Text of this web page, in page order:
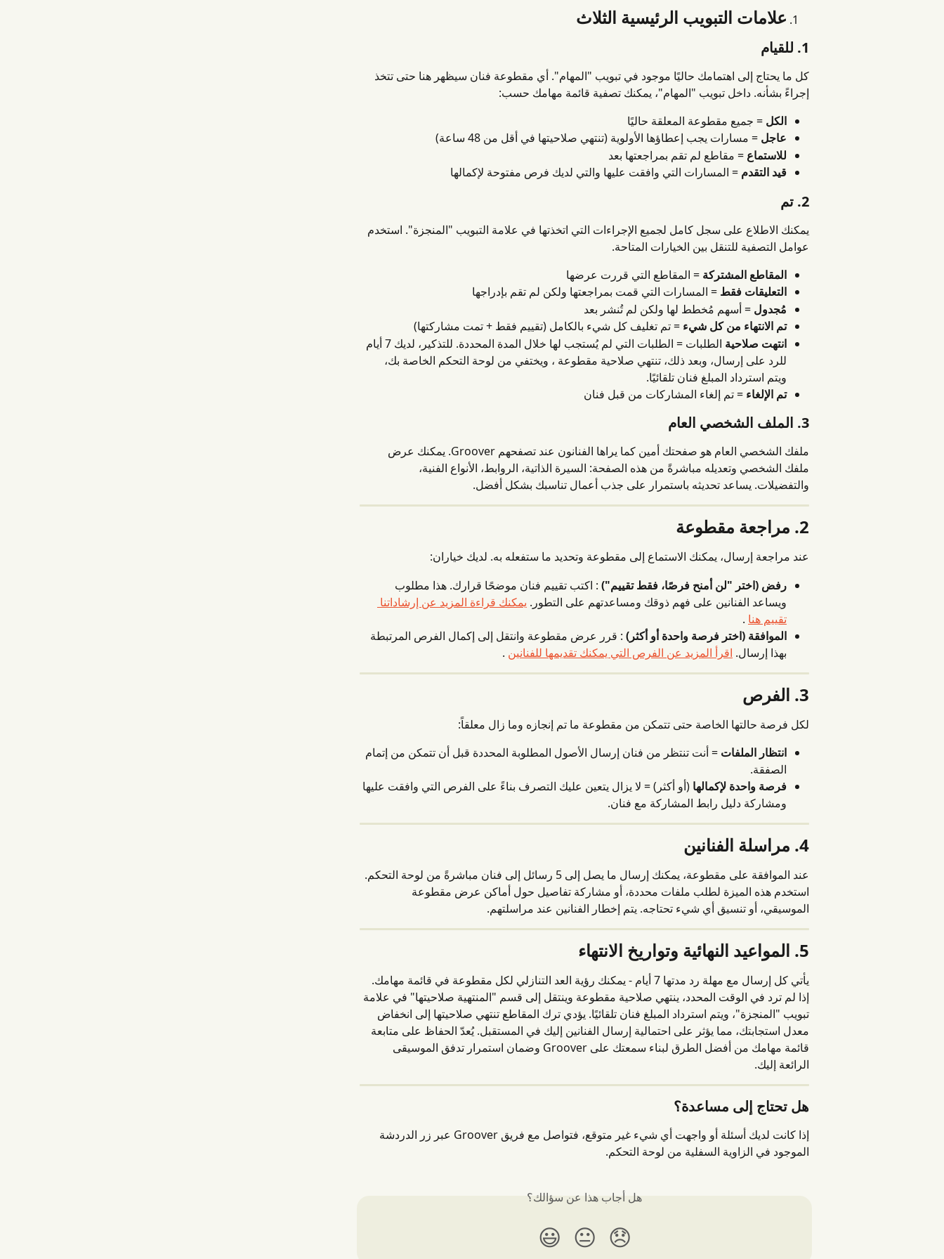
علامات التبويب الرئيسية الثلاث
1. للقيام
كل ما يحتاج إلى اهتمامك حاليًا موجود في تبويب "المهام". أي مقطوعة فنان سيظهر هنا حتى تتخذ
إجراءً بشأنه. داخل تبويب "المهام"، يمكنك تصفية قائمة مهامك حسب:
الكل = جميع مقطوعة المعلقة حاليًا
عاجل = مسارات يجب إعطاؤها الأولوية (تنتهي صلاحيتها في أقل من 48 ساعة)
للاستماع = مقاطع لم تقم بمراجعتها بعد
قيد التقدم = المسارات التي وافقت عليها والتي لديك فرص مفتوحة لإكمالها
2. تم
يمكنك الاطلاع على سجل كامل لجميع الإجراءات التي اتخذتها في علامة التبويب "المنجزة". استخدم
عوامل التصفية للتنقل بين الخيارات المتاحة.
المقاطع المشتركة = المقاطع التي قررت عرضها
التعليقات فقط = المسارات التي قمت بمراجعتها ولكن لم تقم بإدراجها
مُجدول = أسهم مُخطط لها ولكن لم تُنشر بعد
تم الانتهاء من كل شيء = تم تغليف كل شيء بالكامل (تقييم فقط + تمت مشاركتها)
انتهت صلاحية
الطلبات = الطلبات التي لم يُستجب لها خلال المدة المحددة. للتذكير، لديك 7 أيام
للرد على إرسال، وبعد ذلك، تنتهي صلاحية مقطوعة ، ويختفي من لوحة التحكم الخاصة بك،
ويتم استرداد المبلغ فنان تلقائيًا.
تم الإلغاء = تم إلغاء المشاركات من قبل فنان
3. الملف الشخصي العام
ملفك الشخصي العام هو صفحتك أمين كما يراها الفنانون عند تصفحهم Groover. يمكنك عرض
ملفك الشخصي وتعديله مباشرةً من هذه الصفحة: السيرة الذاتية، الروابط، الأنواع الفنية،
والتفضيلات. يساعد تحديثه باستمرار على جذب أعمال تناسبك بشكل أفضل.
2. مراجعة مقطوعة
عند مراجعة إرسال، يمكنك الاستماع إلى مقطوعة وتحديد ما ستفعله به. لديك خياران:
رفض (اختر "لن أمنح فرصًا، فقط تقييم") : اكتب تقييم فنان موضحًا قرارك. هذا مطلوب
ويساعد الفنانين على فهم ذوقك ومساعدتهم على التطور. يمكنك قراءة المزيد عن إرشاداتنا
تقييم هنا .
الموافقة (اختر فرصة واحدة أو أكثر) : قرر عرض مقطوعة وانتقل إلى إكمال الفرص المرتبطة
بهذا إرسال. اقرأ المزيد عن الفرص التي يمكنك تقديمها للفنانين .
3. الفرص
لكل فرصة حالتها الخاصة حتى تتمكن من مقطوعة ما تم إنجازه وما زال معلقاً:
انتظار الملفات = أنت تنتظر من فنان إرسال الأصول المطلوبة المحددة قبل أن تتمكن من إتمام
الصفقة.
فرصة واحدة لإكمالها (أو أكثر) = لا يزال يتعين عليك التصرف بناءً على الفرص التي وافقت عليها
ومشاركة دليل رابط المشاركة مع فنان.
4. مراسلة الفنانين
عند الموافقة على مقطوعة، يمكنك إرسال ما يصل إلى 5 رسائل إلى فنان مباشرةً من لوحة التحكم.
استخدم هذه الميزة لطلب ملفات محددة، أو مشاركة تفاصيل حول أماكن عرض مقطوعة
الموسيقي، أو تنسيق أي شيء تحتاجه. يتم إخطار الفنانين عند مراسلتهم.
5. المواعيد النهائية وتواريخ الانتهاء
يأتي كل إرسال مع مهلة رد مدتها 7 أيام - يمكنك رؤية العد التنازلي لكل مقطوعة في قائمة مهامك.
إذا لم ترد في الوقت المحدد، ينتهي صلاحية مقطوعة وينتقل إلى قسم "المنتهية صلاحيتها" في علامة
تبويب "المنجزة"، ويتم استرداد المبلغ فنان تلقائيًا. يؤدي ترك المقاطع تنتهي صلاحيتها إلى انخفاض
معدل استجابتك، مما يؤثر على احتمالية إرسال الفنانين إليك في المستقبل. يُعدّ الحفاظ على متابعة
قائمة مهامك من أفضل الطرق لبناء سمعتك على Groover وضمان استمرار تدفق الموسيقى
الرائعة إليك.
هل تحتاج إلى مساعدة؟
إذا كانت لديك أسئلة أو واجهت أي شيء غير متوقع، فتواصل مع فريق Groover عبر زر الدردشة
الموجود في الزاوية السفلية من لوحة التحكم.
هل أجاب هذا عن سؤالك؟
😞
😐
😃